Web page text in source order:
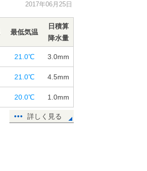
2017年06月25日
最低気温
日積算
降水量
21.0℃ 3.0mm
21.0℃ 4.5mm
20.0℃ 1.0mm
詳しく見る